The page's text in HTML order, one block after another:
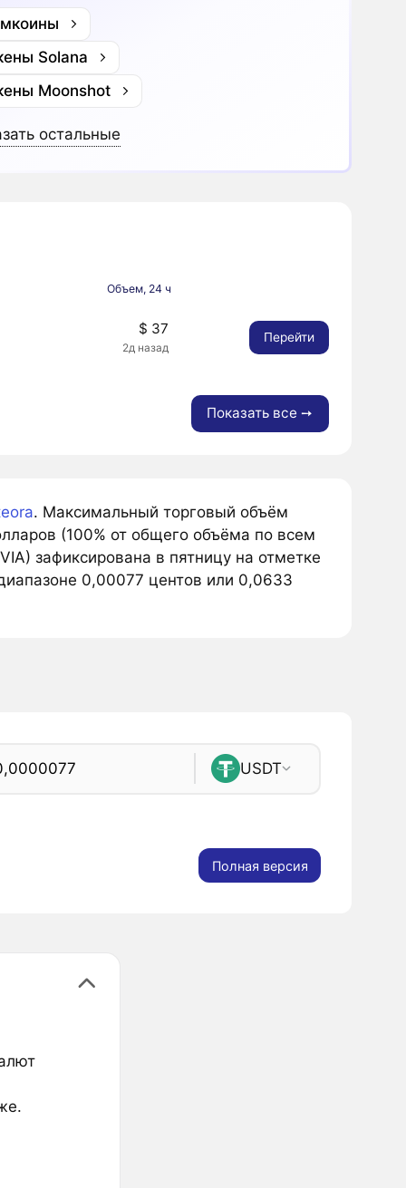
Solana
Moonshot
остальные
Объем, 24 ч
$ 37
2д назад
Перейти
Показать все ➙
. Максимальный торговый объём
(100% от общего объёма по всем
зафиксирована в пятницу на отметке
0,00077 центов или 0,0633
USDT
Полная версия